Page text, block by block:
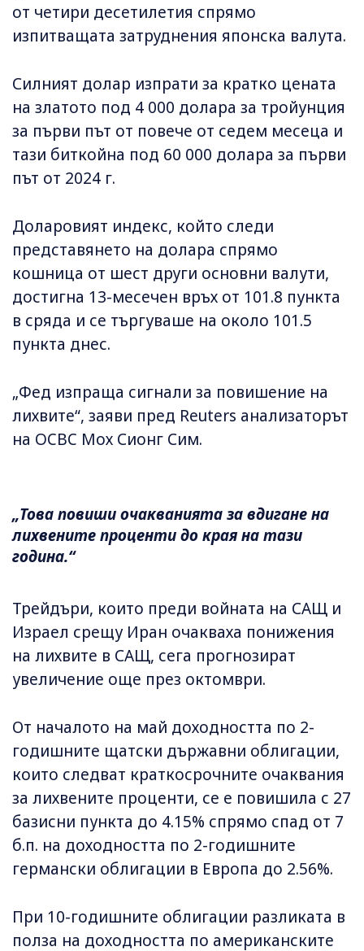
от четири десетилетия спрямо
изпитващата затруднения японска валута.
Силният долар изпрати за кратко цената
на златото под 4 000 долара за тройунция
за първи път от повече от седем месеца и
тази биткойна под 60 000 долара за първи
път от 2024 г.
Доларовият индекс, който следи
представянето на долара спрямо
кошница от шест други основни валути,
достигна 13-месечен връх от 101.8 пункта
в сряда и се търгуваше на около 101.5
пункта днес.
„Фед изпраща сигнали за повишение на
лихвите“, заяви пред Reuters анализаторът
на OCBC Мох Сионг Сим.
„Това повиши очакванията за вдигане на
лихвените проценти до края на тази
година.“
Трейдъри, които преди войната на САЩ и
Израел срещу Иран очакваха понижения
на лихвите в САЩ, сега прогнозират
увеличение още през октомври.
От началото на май доходността по 2-
годишните щатски държавни облигации,
които следват краткосрочните очаквания
за лихвените проценти, се е повишила с 27
базисни пункта до 4.15% спрямо спад от 7
б.п. на доходността по 2-годишните
германски облигации в Европа до 2.56%.
При 10-годишните облигации разликата в
полза на доходността по американските